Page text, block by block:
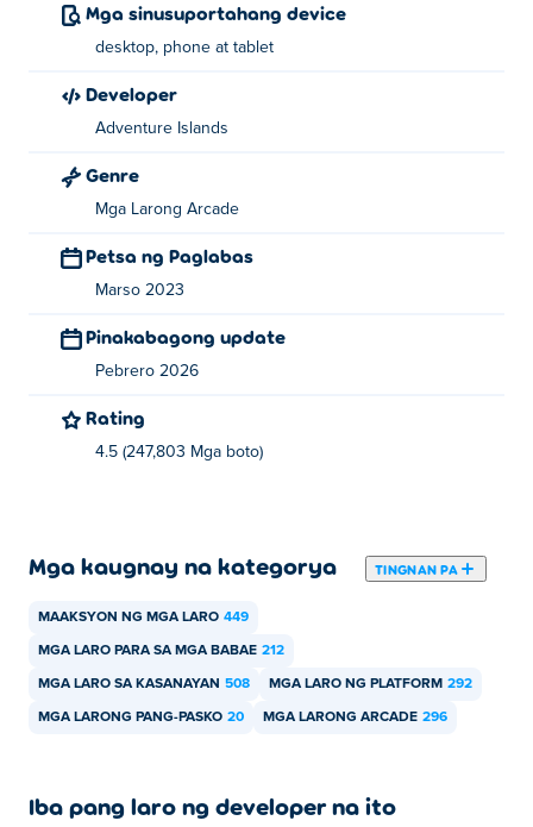
Mga sinusuportahang device
desktop, phone at tablet
Developer
Adventure Islands
Genre
Mga Larong Arcade
Petsa ng Paglabas
Marso 2023
Pinakabagong update
Pebrero 2026
Rating
4.5 (247,803 Mga boto)
Mga kaugnay na kategorya TINGNAN PA
MAAKSYON NG MGA LARO 449
MGA LARO PARA SA MGA BABAE 212
MGA LARO SA KASANAYAN 508 MGA LARO NG PLATFORM 292
MGA LARONG PANG-PASKO 20 MGA LARONG ARCADE 296
Iba pang laro ng developer na ito